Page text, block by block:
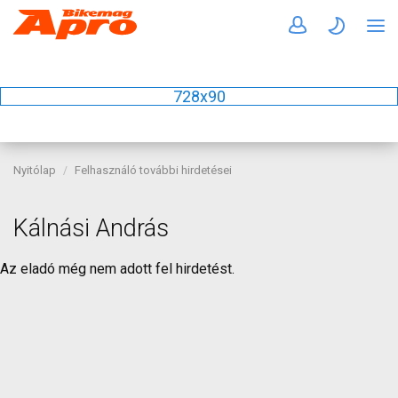
728x90
Nyitólap Felhasználó további hirdetései
Kálnási András
Az eladó még nem adott fel hirdetést.